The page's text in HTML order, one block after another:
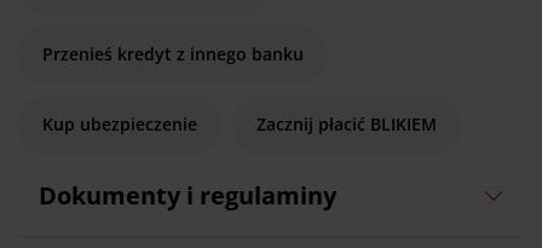
Przenieś kredyt z innego banku
Kup ubezpieczenie Zacznij płacić BLIKIEM
Dokumenty i regulaminy